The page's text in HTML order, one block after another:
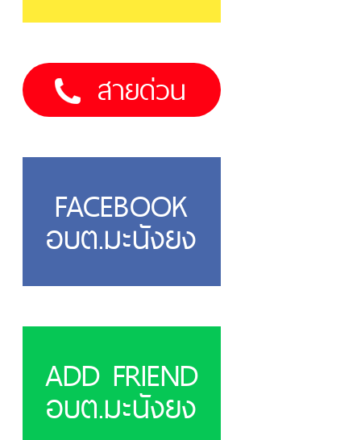
สายด่วน
FACEBOOK
อบต.มะนังยง
ADD FRIEND
อบต.มะนังยง